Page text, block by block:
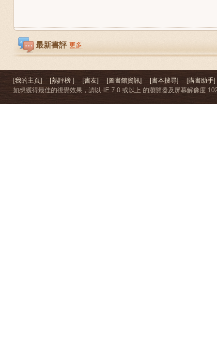
最新書評 更多
[我的主頁] [熱評榜 ] [書友] [圖書館資訊] [書本搜尋]
[購書助手]
如想獲得最佳的視覺效果，請以 IE 7.0 或以上 的瀏覽器及屏幕解像度